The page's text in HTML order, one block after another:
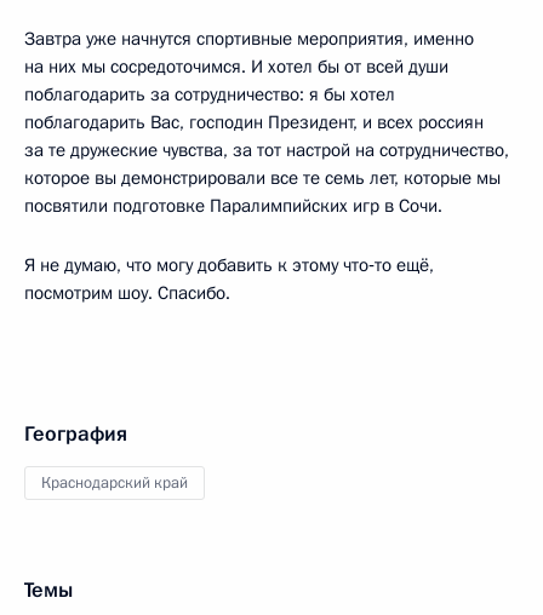
Завтра уже начнутся спортивные мероприятия, именно
на них мы сосредоточимся. И хотел бы от всей души
поблагодарить за сотрудничество: я бы хотел
поблагодарить Вас, господин Президент, и всех россиян
за те дружеские чувства, за тот настрой на сотрудничество,
которое вы демонстрировали все те семь лет, которые мы
посвятили подготовке Паралимпийских игр в Сочи.
Я не думаю, что могу добавить к этому что‑то ещё,
посмотрим шоу. Спасибо.
География
Краснодарский край
Темы